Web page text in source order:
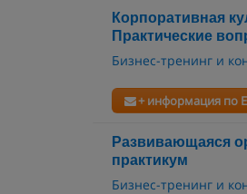
Корпоративная
Практические
Бизнес-тренинг и
+ информация по
Развивающаяся
практикум
Бизнес-тренинг и